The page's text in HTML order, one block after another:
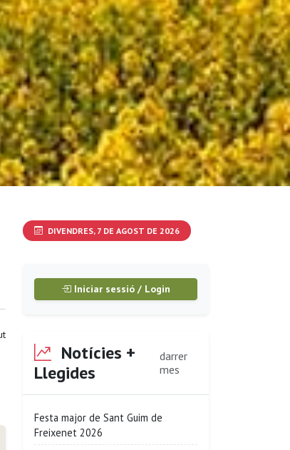
DIVENDRES, 7 DE AGOST DE 2026
Iniciar sessió / Login
Notícies +
Llegides
darrer
mes
Festa major de Sant Guim de
Freixenet 2026